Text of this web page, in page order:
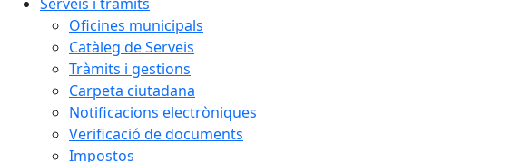
Oficines municipals
Catàleg de Serveis
Tràmits i gestions
Carpeta ciutadana
Notificacions electròniques
Verificació de documents
Impostos